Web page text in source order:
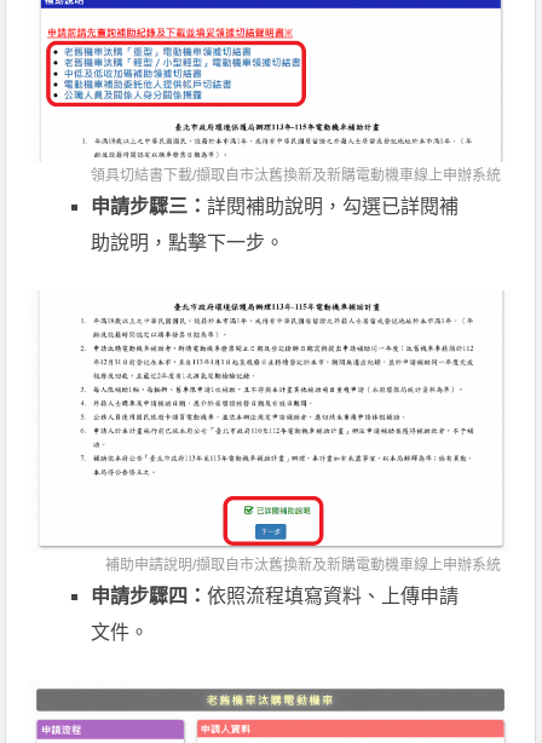
領具切結書下載/擷取自市汰舊換新及新購電動機車線上申辦系統
申請步驟三：詳閱補助說明，勾選已詳閱補
助說明，點擊下一步。
補助申請說明/擷取自市汰舊換新及新購電動機車線上申辦系統
申請步驟四：依照流程填寫資料、上傳申請
文件。